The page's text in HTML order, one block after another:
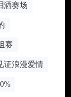
洒赛场
赛
证浪漫爱情